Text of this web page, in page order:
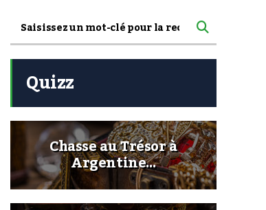
Quizz
Chasse au Trésor à
Argentine…